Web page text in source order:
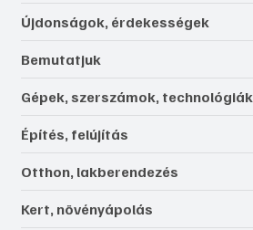
Újdonságok, érdekességek
Bemutatjuk
Gépek, szerszámok, technológiák
Építés, felújítás
Otthon, lakberendezés
Kert, növényápolás